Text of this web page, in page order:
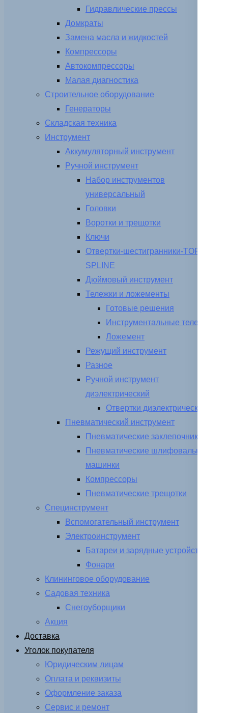
Гидравлические прессы
Домкраты
Замена масла и жидкостей
Компрессоры
Автокомпрессоры
Малая диагностика
Строительное оборудование
Генераторы
Складская техника
Инструмент
Аккумуляторный инструмент
Ручной инструмент
Набор инструментов
универсальный
Головки
Воротки и трещотки
Ключи
Отвертки-шестигранники-TORX-
SPLINE
Дюймовый инструмент
Тележки и ложементы
Готовые решения
Инструментальные тележки
Ложемент
Режущий инструмент
Разное
Ручной инструмент
диэлектрический
Отвертки диэлектрические
Пневматический инструмент
Пневматические заклепочники
Пневматические шлифовальные
машинки
Компрессоры
Пневматические трещотки
Специнструмент
Вспомогательный инструмент
Электроинструмент
Батареи и зарядные устройства
Фонари
Клининговое оборудование
Садовая техника
Снегоуборщики
Акция
Доставка
Уголок покупателя
Юридическим лицам
Оплата и реквизиты
Оформление заказа
Сервис и ремонт